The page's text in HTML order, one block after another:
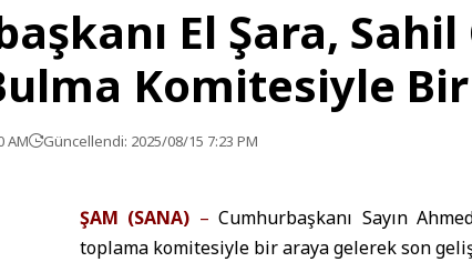
El Şara,
Komitesiyle
AM Güncellendi: 2025/08/15 7:23 PM
ŞAM (SANA) – Cumhurbaşkanı Sayın
toplama komitesiyle bir araya gelerek son